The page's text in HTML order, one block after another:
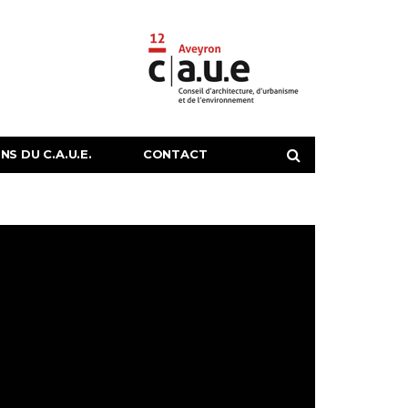
DU C.A.U.E. CONTACT